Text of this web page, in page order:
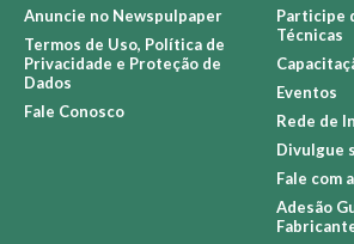
Anuncie no Newspulpaper
Termos de Uso, Política de
Privacidade e Proteção de
Dados
Fale Conosco
Participe
Técnicas
Eventos
Rede de
Divulgue
Fale com
Adesão